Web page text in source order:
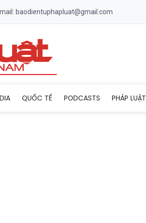
baodientuphapluat@gmail.com
QUỐC TẾ PODCASTS PHÁP LUẬT